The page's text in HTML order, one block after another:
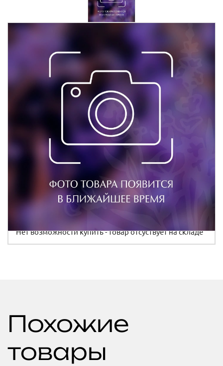
Товары для путешествий
Доставка
Акции
АВТОРИЗАЦИЯ
Нет возможности купить - товар отсуствует на складе
Похожие
товары